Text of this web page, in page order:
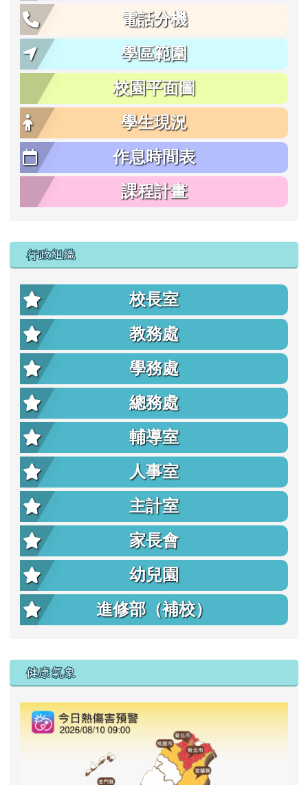
電話分機
學區範圍
校園平面圖
學生現況
作息時間表
課程計畫
行政組織
校長室
教務處
學務處
總務處
輔導室
人事室
主計室
家長會
幼兒園
進修部（補校）
右邊區域內容
健康氣象